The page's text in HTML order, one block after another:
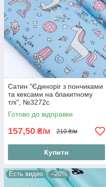
Сатин "Єдиноріг з пончиками
та кексами на блакитному
тлі", №3272с
Готово до відправки
157,50 ₴/м 210 ₴/м
Купити
Есть видео –20%